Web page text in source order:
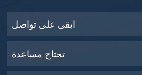
ابقى على تواصل
تحتاج مساعدة